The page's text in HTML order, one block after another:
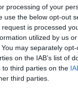
processing of your
use the below opt-out
is processed
utilized by us
may separately
on the IAB’s list of
to third parties on the
third parties.
bd
dvd (